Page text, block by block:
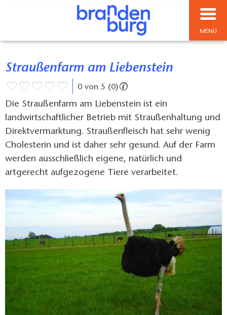
MENÜ
Straußenfarm am Liebenstein
0 von 5 (0)
Die Straußenfarm am Liebenstein ist ein
landwirtschaftlicher Betrieb mit Straußenhaltung und
Direktvermarktung. Straußenfleisch hat sehr wenig
Cholesterin und ist daher sehr gesund. Auf der Farm
werden ausschließlich eigene, natürlich und
artgerecht aufgezogene Tiere verarbeitet.